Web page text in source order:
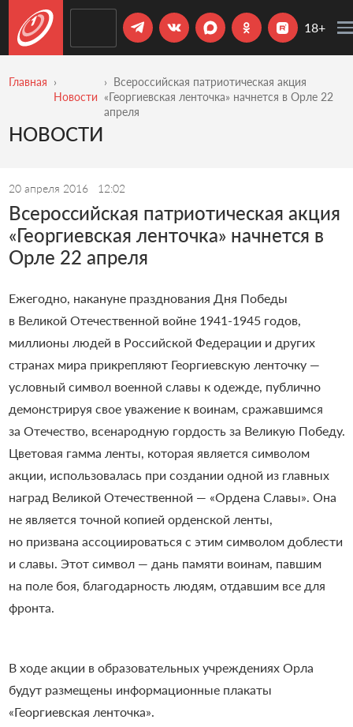
18+
Главная
Новости
Всероссийская патриотическая акция
«Георгиевская ленточка» начнется в Орле 22
апреля
НОВОСТИ
20 апреля 2016 12:02
Всероссийская патриотическая акция
«Георгиевская ленточка» начнется в
Орле 22 апреля
Ежегодно, накануне празднования Дня Победы
в Великой Отечественной войне 1941-1945 годов,
миллионы людей в Российской Федерации и других
странах мира прикрепляют Георгиевскую ленточку —
условный символ военной славы к одежде, публично
демонстрируя свое уважение к воинам, сражавшимся
за Отечество, всенародную гордость за Великую Победу.
Цветовая гамма ленты, которая является символом
акции, использовалась при создании одной из главных
наград Великой Отечественной — «Ордена Славы». Она
не является точной копией орденской ленты,
но призвана ассоциироваться с этим символом доблести
и славы. Этот символ — дань памяти воинам, павшим
на поле боя, благодарность людям, отдавшим все для
фронта.
В ходе акции в образовательных учреждениях Орла
будут размещены информационные плакаты
«Георгиевская ленточка».